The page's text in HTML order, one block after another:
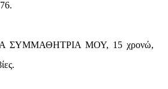
ΣΥΜΜΑΘΗΤΡΙΑ ΜΟΥ, 15 χρονώ,